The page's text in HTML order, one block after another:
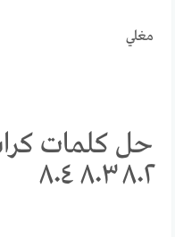
مغلي
٨٠٢ ٨٠٣ ٨٠٤